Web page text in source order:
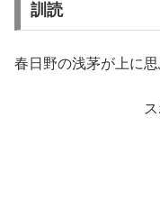
訓読
春日野の浅茅が上に